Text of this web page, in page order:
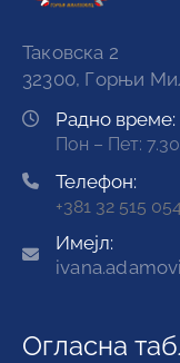
Таковска 2
32300, Горњи
Радно време:
Пон – Пет:
Телефон:
+381 32 515
Имејл:
Огласна